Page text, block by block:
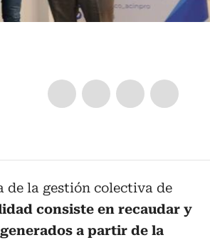
de la gestión colectiva de
consiste en recaudar y
a partir de la